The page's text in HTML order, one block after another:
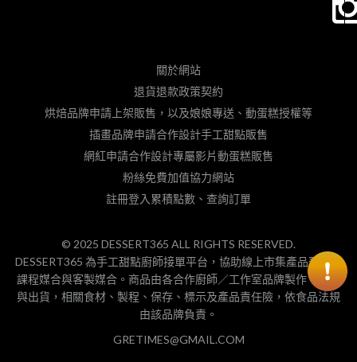
關於網站
退貨退款政策契約
烘焙品牌申請上架販售，以及娘娘專送、動蛋糕授權等
插畫品牌申請合作設計手工甜點販售
網紅申請合作設計專屬影片動蛋糕販售
粉絲免費加值協力網站
註冊登入累積點數、查詢訂單
© 2025 DESSERT365 ALL RIGHTS RESERVED.
DESSERT365 為手工甜點廚師接單平台，協助線上市集產品預購、
課程媒合與客製媒合。商品由各合作廚師／工作室品牌製作、包裝
與出貨，相關食材、製程、保存、標示及產品責任險，依食品法規
由該品牌負責。
GRETIMES@GMAIL.COM